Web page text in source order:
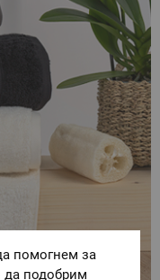
помогнем за
да подобрим